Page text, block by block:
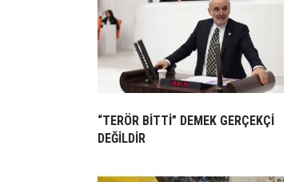
“TERÖR BİTTİ” DEMEK GERÇEKÇİ
DEĞİLDİR